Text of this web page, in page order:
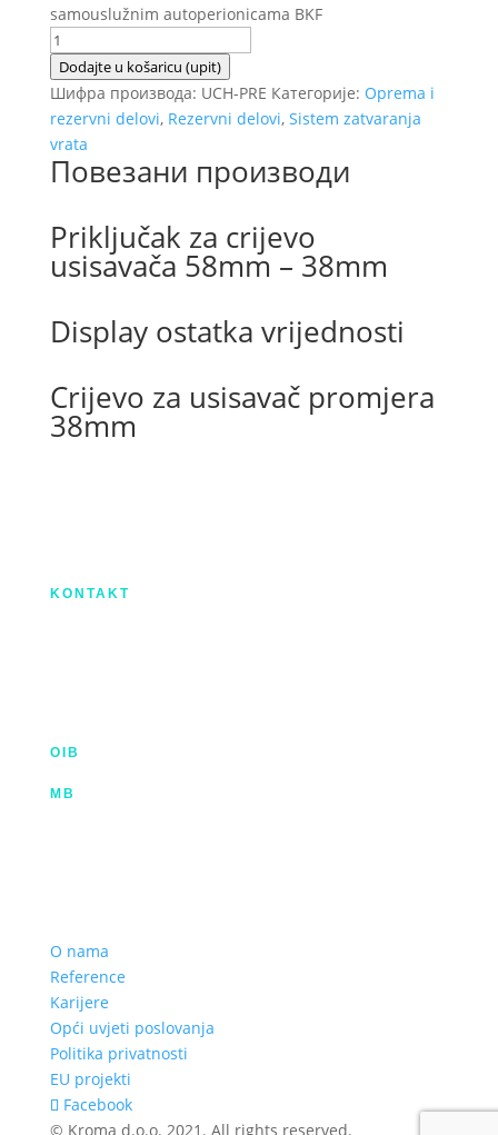
samouslužnim autoperionicama BKF
Metalni
nosač
šipke
za
zatvaranje
vrata
Dodajte u košaricu (upit)
Шифра производа: UCH-PRE Категорије: Oprema i
rezervni delovi, Rezervni delovi, Sistem zatvaranja
vrata
Повезани производи
Priključak za crijevo
usisavača 58mm – 38mm
Display ostatka vrijednosti
Crijevo za usisavač promjera
38mm
KONTAKT
OIB
MB
O nama
Reference
Karijere
Opći uvjeti poslovanja
Politika privatnosti
EU projekti
Facebook
© Kroma d.o.o. 2021. All rights reserved.